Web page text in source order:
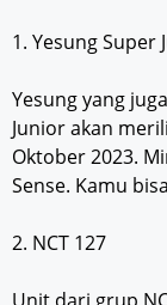
1. Yesung Super
Yesung yang
Junior akan
Oktober 2023.
Sense. Kamu
2. NCT 127